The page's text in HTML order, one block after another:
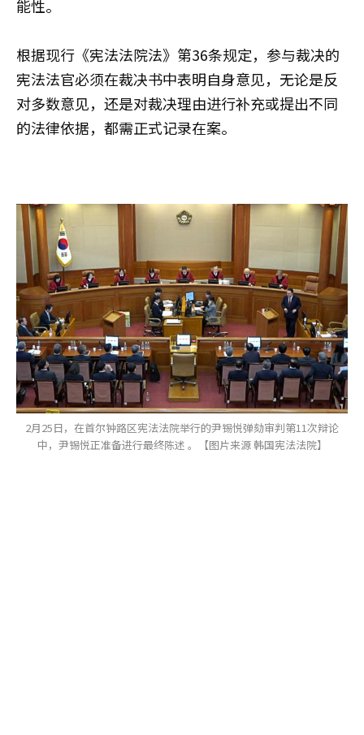
能性。
根据现行《宪法法院法》第36条规定，参与裁决的
宪法法官必须在裁决书中表明自身意见，无论是反
对多数意见，还是对裁决理由进行补充或提出不同
的法律依据，都需正式记录在案。
2月25日，在首尔钟路区宪法法院举行的尹锡悦弹劾审判第11次辩论
中，尹锡悦正准备进行最终陈述 。【图片来源 韩国宪法法院】